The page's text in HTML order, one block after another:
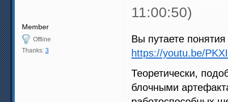
11:00:50)
Member
Offline
Thanks: 3
Вы путаете
https://youtu.be/
Теоретически,
блочными